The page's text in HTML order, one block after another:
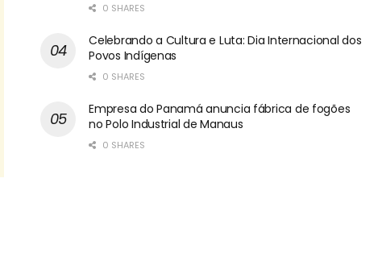
0 SHARES
Celebrando a Cultura e Luta: Dia Internacional dos
Povos Indígenas
0 SHARES
Empresa do Panamá anuncia fábrica de fogões
no Polo Industrial de Manaus
0 SHARES